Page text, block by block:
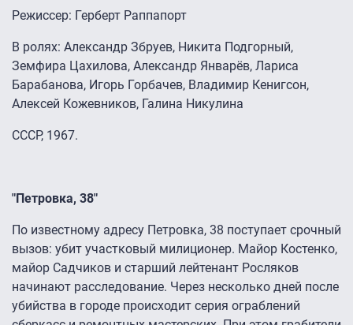
Режиссер: Герберт Раппапорт
В ролях: Александр Збруев, Никита Подгорный,
Земфира Цахилова, Александр Январёв, Лариса
Барабанова, Игорь Горбачев, Владимир Кенигсон,
Алексей Кожевников, Галина Никулина
СССР, 1967.
"Петровка, 38"
По известному адресу Петровка, 38 поступает срочный
вызов: убит участковый милиционер. Майор Костенко,
майор Садчиков и старший лейтенант Росляков
начинают расследование. Через несколько дней после
убийства в городе происходит серия ограблений